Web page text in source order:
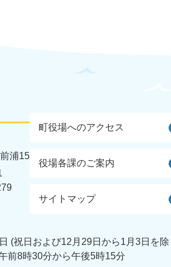
浦15
町役場へのアクセス
役場各課のご案内
サイトマップ
(祝日および12月29日から1月3日を除
前8時30分から午後5時15分